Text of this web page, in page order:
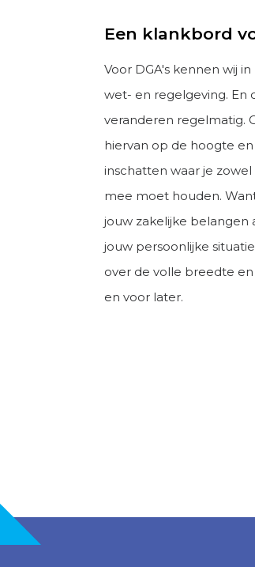
Een klankbord
Voor DGA's kennen wij
wet- en regelgeving. En
veranderen regelmatig.
hiervan op de hoogte
inschatten waar je
mee moet houden.
jouw zakelijke belangen
jouw persoonlijke
over de volle breedte
en voor later.